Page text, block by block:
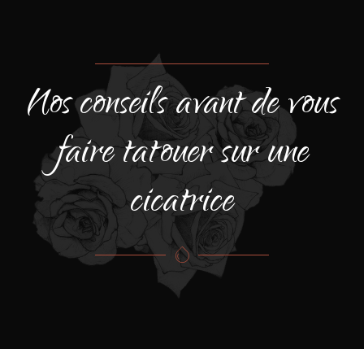
Nos conseils avant de vous
faire tatouer sur une
cicatrice